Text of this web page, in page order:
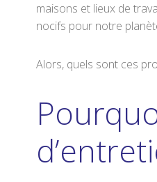
maisons et lieux de
nocifs pour notre
Alors, quels sont ces